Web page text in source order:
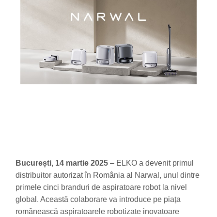
București, 14 martie 2025 – ELKO a devenit primul
distribuitor autorizat în România al Narwal, unul dintre
primele cinci branduri de aspiratoare robot la nivel
global. Această colaborare va introduce pe piața
românească aspiratoarele robotizate inovatoare